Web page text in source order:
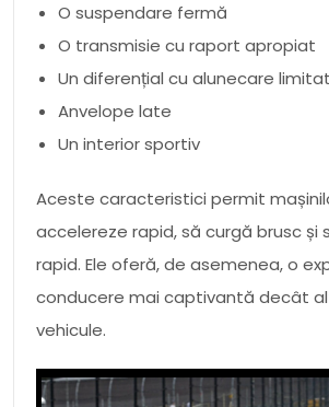
O suspendare fermă
O transmisie cu raport apropiat
Un diferențial cu alunecare
Anvelope late
Un interior sportiv
Aceste caracteristici permit
accelereze rapid, să curgă brusc și
rapid. Ele oferă, de asemenea, o
conducere mai captivantă decât
vehicule.